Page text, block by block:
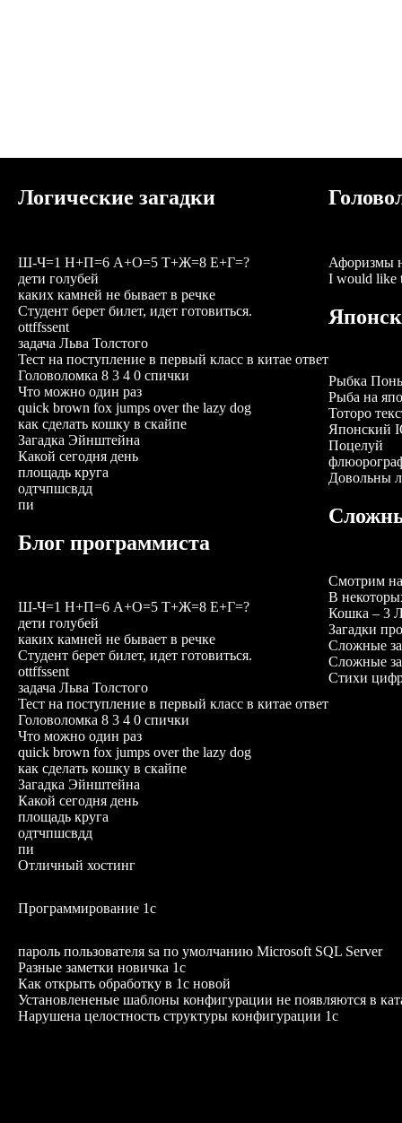
Логические загадки
Ш-Ч=1 Н+П=6 А+О=5 Т+Ж=8 Е+Г=?
дети голубей
каких камней не бывает в речке
Студент берет билет, идет готовиться.
ottffssent
задача Льва Толстого
Тест на поступление в первый класс в китае ответ
Головоломка 8 3 4 0 спички
Что можно один раз
quick brown fox jumps over the lazy dog
как сделать кошку в скайпе
Загадка Эйнштейна
Какой сегодня день
площадь круга
одтчпшсвдд
пи
Блог программиста
Ш-Ч=1 Н+П=6 А+О=5 Т+Ж=8 Е+Г=?
дети голубей
каких камней не бывает в речке
Студент берет билет, идет готовиться.
ottffssent
задача Льва Толстого
Тест на поступление в первый класс в китае ответ
Головоломка 8 3 4 0 спички
Что можно один раз
quick brown fox jumps over the lazy dog
как сделать кошку в скайпе
Загадка Эйнштейна
Какой сегодня день
площадь круга
одтчпшсвдд
пи
Отличный хостинг
Афоризмы
I would like
Рыбка
Рыба на
Тоторо
Японский
Поцелуй
Довольны
Смотрим
В
Кошка – 3
Загадки
Сложные
Сложные
Стихи
Программирование 1с
пароль пользователя sa по умолчанию Microsoft SQL Server
Разные заметки новичка 1с
Как открыть обработку в 1с новой
Установлененые шаблоны конфигурации не появляются в
Нарушена целостность структуры конфигурации 1с